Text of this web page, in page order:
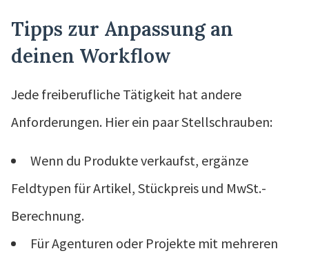
Tipps zur Anpassung an
deinen Workflow
Jede freiberufliche Tätigkeit hat andere
Anforderungen. Hier ein paar Stellschrauben:
Wenn du Produkte verkaufst, ergänze
Feldtypen für Artikel, Stückpreis und MwSt.-
Berechnung.
Für Agenturen oder Projekte mit mehreren